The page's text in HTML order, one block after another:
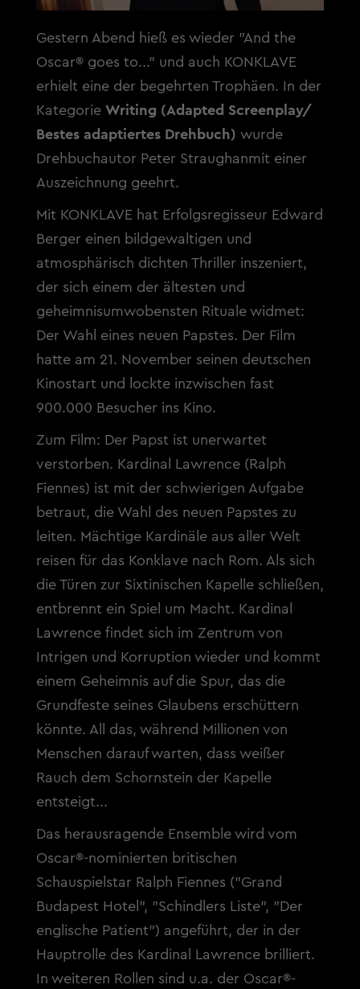
Gestern Abend hieß es wieder "And the
Oscar® goes to..." und auch KONKLAVE
erhielt eine der begehrten Trophäen. In der
Kategorie Writing (Adapted Screenplay/
Bestes adaptiertes Drehbuch) wurde
Drehbuchautor Peter Straughanmit einer
Auszeichnung geehrt.
Mit KONKLAVE hat Erfolgsregisseur Edward
Berger einen bildgewaltigen und
atmosphärisch dichten Thriller inszeniert,
der sich einem der ältesten und
geheimnisumwobensten Rituale widmet:
Der Wahl eines neuen Papstes. Der Film
hatte am 21. November seinen deutschen
Kinostart und lockte inzwischen fast
900.000 Besucher ins Kino.
Zum Film: Der Papst ist unerwartet
verstorben. Kardinal Lawrence (Ralph
Fiennes) ist mit der schwierigen Aufgabe
betraut, die Wahl des neuen Papstes zu
leiten. Mächtige Kardinäle aus aller Welt
reisen für das Konklave nach Rom. Als sich
die Türen zur Sixtinischen Kapelle schließen,
entbrennt ein Spiel um Macht. Kardinal
Lawrence findet sich im Zentrum von
Intrigen und Korruption wieder und kommt
einem Geheimnis auf die Spur, das die
Grundfeste seines Glaubens erschüttern
könnte. All das, während Millionen von
Menschen darauf warten, dass weißer
Rauch dem Schornstein der Kapelle
entsteigt...
Das herausragende Ensemble wird vom
Oscar®-nominierten britischen
Schauspielstar Ralph Fiennes ("Grand
Budapest Hotel", "Schindlers Liste", "Der
englische Patient") angeführt, der in der
Hauptrolle des Kardinal Lawrence brilliert.
In weiteren Rollen sind u.a. der Oscar®-